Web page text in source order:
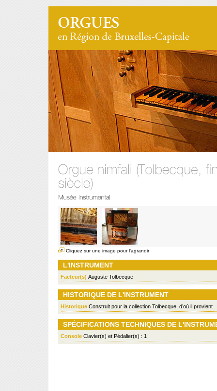
Cliquez sur une image pour l'agrandir
L'INSTRUMENT
Facteur(s) Auguste Tolbecque
HISTORIQUE DE L'INSTRUMENT
Historique Construit pour la collection Tolbecque, d’où il provient
SPÉCIFICATIONS TECHNIQUES DE
Console Clavier(s) et Pédalier(s) : 1